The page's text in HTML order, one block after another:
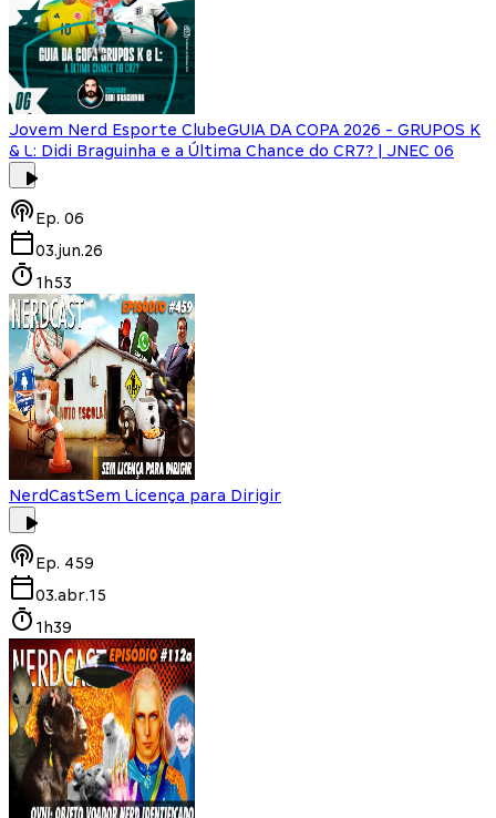
Jovem Nerd Esporte ClubeGUIA DA COPA 2026 - GRUPOS K
& L: Didi Braguinha e a Última Chance do CR7? | JNEC 06
Ep. 06
03.jun.26
1h53
NerdCastSem Licença para Dirigir
Ep. 459
03.abr.15
1h39